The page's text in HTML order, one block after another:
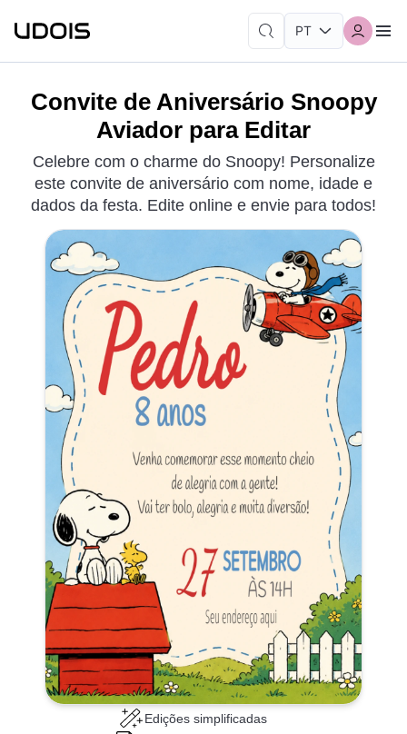
Convite de Aniversário Snoopy
Aviador para Editar
Celebre com o charme do Snoopy! Personalize
este convite de aniversário com nome, idade e
dados da festa. Edite online e envie para todos!
Edições simplificadas